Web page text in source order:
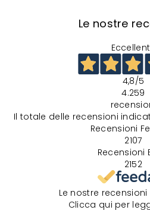
Le nostre
4,8/5
4.259
Il totale delle recensioni
Recensioni
2107
Recensioni
2152
Le nostre
Clicca qui per